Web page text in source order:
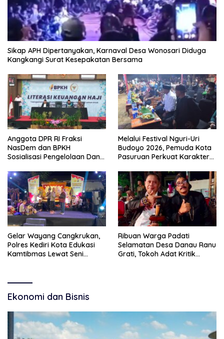
Sikap APH Dipertanyakan, Karnaval Desa Wonosari Diduga
Kangkangi Surat Kesepakatan Bersama
Anggota DPR RI Fraksi
NasDem dan BPKH
Sosialisasi Pengelolaan Dana
Melalui Festival Nguri-Uri
Budoyo 2026, Pemuda Kota
Pasuruan Perkuat Karakter
Narkoba
Gelar Wayang Cangkrukan,
Polres Kediri Kota Edukasi
Kamtibmas Lewat Seni
Ribuan Warga Padati
Selamatan Desa Danau Ranu
Grati, Tokoh Adat Kritik
Ekonomi dan Bisnis